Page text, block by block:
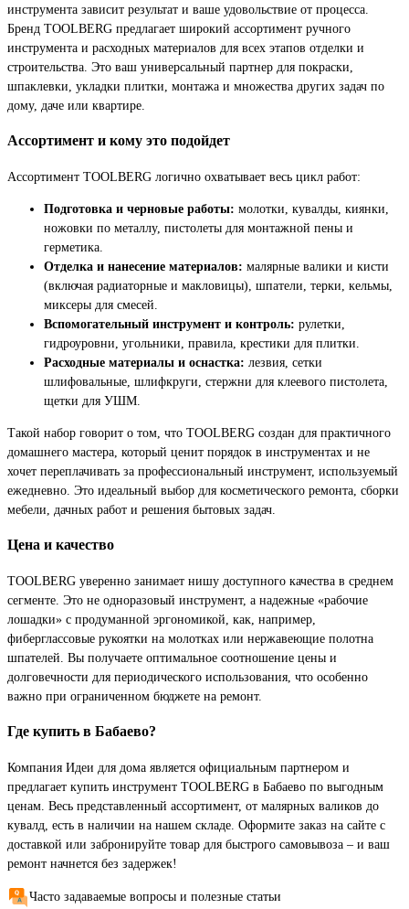
инструмента зависит результат и ваше удовольствие от процесса.
Бренд TOOLBERG предлагает широкий ассортимент ручного
инструмента и расходных материалов для всех этапов отделки и
строительства. Это ваш универсальный партнер для покраски,
шпаклевки, укладки плитки, монтажа и множества других задач по
дому, даче или квартире.
Ассортимент и кому это подойдет
Ассортимент TOOLBERG логично охватывает весь цикл работ:
Подготовка и черновые работы: молотки, кувалды, киянки,
ножовки по металлу, пистолеты для монтажной пены и
герметика.
Отделка и нанесение материалов: малярные валики и кисти
(включая радиаторные и макловицы), шпатели, терки, кельмы,
миксеры для смесей.
Вспомогательный инструмент и контроль: рулетки,
гидроуровни, угольники, правила, крестики для плитки.
Расходные материалы и оснастка: лезвия, сетки
шлифовальные, шлифкруги, стержни для клеевого пистолета,
щетки для УШМ.
Такой набор говорит о том, что TOOLBERG создан для практичного
домашнего мастера, который ценит порядок в инструментах и не
хочет переплачивать за профессиональный инструмент, используемый
ежедневно. Это идеальный выбор для косметического ремонта, сборки
мебели, дачных работ и решения бытовых задач.
Цена и качество
TOOLBERG уверенно занимает нишу доступного качества в среднем
сегменте. Это не одноразовый инструмент, а надежные «рабочие
лошадки» с продуманной эргономикой, как, например,
фиберглассовые рукоятки на молотках или нержавеющие полотна
шпателей. Вы получаете оптимальное соотношение цены и
долговечности для периодического использования, что особенно
важно при ограниченном бюджете на ремонт.
Где купить в Бабаево?
Компания Идеи для дома является официальным партнером и
предлагает купить инструмент TOOLBERG в Бабаево по выгодным
ценам. Весь представленный ассортимент, от малярных валиков до
кувалд, есть в наличии на нашем складе. Оформите заказ на сайте с
доставкой или забронируйте товар для быстрого самовывоза – и ваш
ремонт начнется без задержек!
Часто задаваемые вопросы и полезные статьи